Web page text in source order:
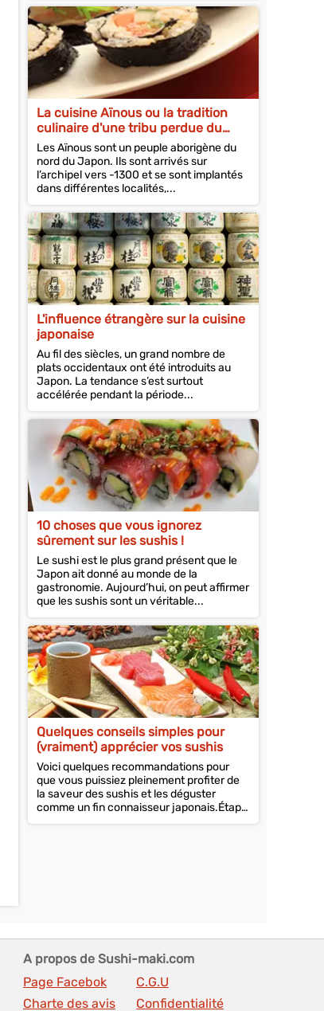
La cuisine Aïnous ou la tradition
culinaire d'une tribu perdue du
Japon
Les Aïnous sont un peuple aborigène du
nord du Japon. Ils sont arrivés sur
l’archipel vers -1300 et se sont implantés
dans différentes localités,...
L'influence étrangère sur la cuisine
japonaise
Au fil des siècles, un grand nombre de
plats occidentaux ont été introduits au
Japon. La tendance s’est surtout
accélérée pendant la période...
10 choses que vous ignorez
sûrement sur les sushis !
Le sushi est le plus grand présent que le
Japon ait donné au monde de la
gastronomie. Aujourd’hui, on peut affirmer
que les sushis sont un véritable...
Quelques conseils simples pour
(vraiment) apprécier vos sushis
Voici quelques recommandations pour
que vous puissiez pleinement profiter de
la saveur des sushis et les déguster
comme un fin connaisseur japonais.Étape
de...
A propos de Sushi-maki.com
Page Facebok
C.G.U
Charte des avis
Confidentialité